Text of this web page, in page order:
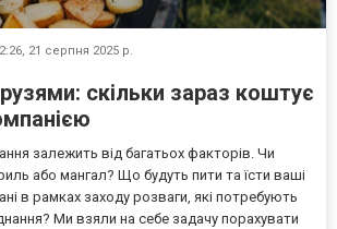
21 серпня 2025 р.
скільки зараз коштує
залежить від багатьох факторів. Чи
або мангал? Що будуть пити та їсти ваші
в рамках заходу розваги, які потребують
Ми взяли на себе задачу порахувати